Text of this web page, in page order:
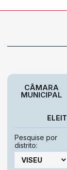
CÂMARA
MUNICIPAL
Pesquise por
distrito: